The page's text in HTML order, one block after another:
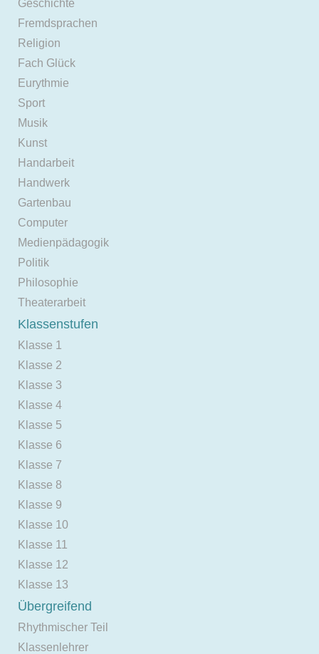
Geschichte
Fremdsprachen
Religion
Fach Glück
Eurythmie
Sport
Musik
Kunst
Handarbeit
Handwerk
Gartenbau
Computer
Medienpädagogik
Politik
Philosophie
Theaterarbeit
Klassenstufen
Klasse 1
Klasse 2
Klasse 3
Klasse 4
Klasse 5
Klasse 6
Klasse 7
Klasse 8
Klasse 9
Klasse 10
Klasse 11
Klasse 12
Klasse 13
Übergreifend
Rhythmischer Teil
Klassenlehrer